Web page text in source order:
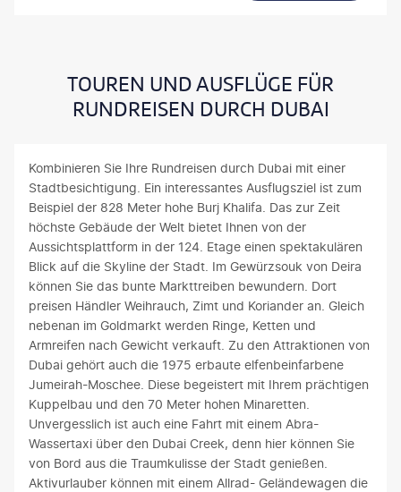
TOUREN UND AUSFLÜGE FÜR
RUNDREISEN DURCH DUBAI
Kombinieren Sie Ihre Rundreisen durch Dubai mit einer
Stadtbesichtigung. Ein interessantes Ausflugsziel ist zum
Beispiel der 828 Meter hohe Burj Khalifa. Das zur Zeit
höchste Gebäude der Welt bietet Ihnen von der
Aussichtsplattform in der 124. Etage einen spektakulären
Blick auf die Skyline der Stadt. Im Gewürzsouk von Deira
können Sie das bunte Markttreiben bewundern. Dort
preisen Händler Weihrauch, Zimt und Koriander an. Gleich
nebenan im Goldmarkt werden Ringe, Ketten und
Armreifen nach Gewicht verkauft. Zu den Attraktionen von
Dubai gehört auch die 1975 erbaute elfenbeinfarbene
Jumeirah-Moschee. Diese begeistert mit Ihrem prächtigen
Kuppelbau und den 70 Meter hohen Minaretten.
Unvergesslich ist auch eine Fahrt mit einem Abra-
Wassertaxi über den Dubai Creek, denn hier können Sie
von Bord aus die Traumkulisse der Stadt genießen.
Aktivurlauber können mit einem Allrad- Geländewagen die